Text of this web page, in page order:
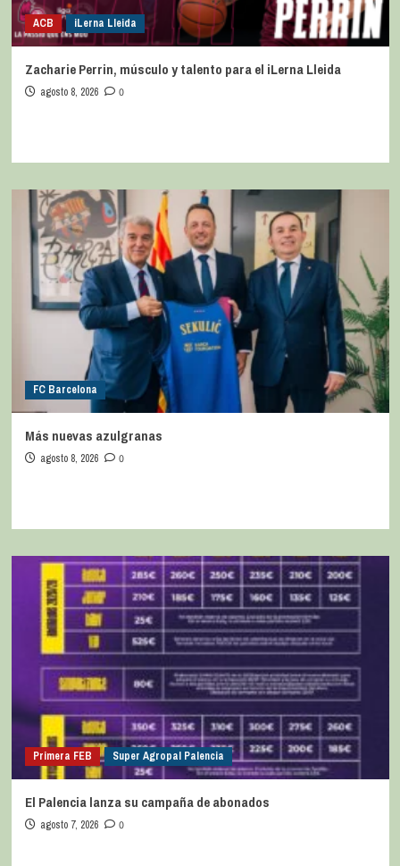
ACB iLerna Lleida
Zacharie Perrin, músculo y talento para el iLerna Lleida
agosto 8, 2026 0
FC Barcelona
Más nuevas azulgranas
agosto 8, 2026 0
Primera FEB Super Agropal Palencia
El Palencia lanza su campaña de abonados
agosto 7, 2026 0